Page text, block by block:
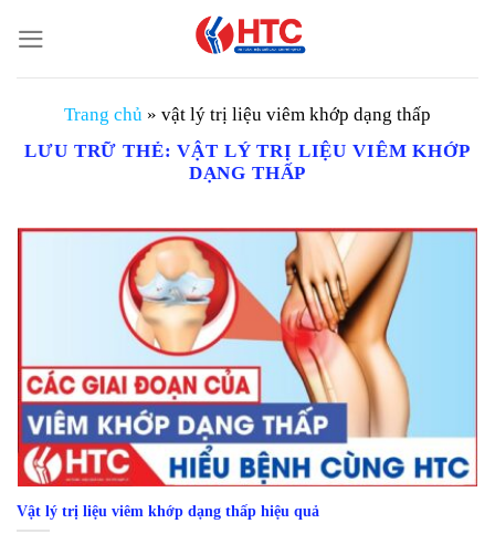
đến
nội
Trang chủ » vật lý trị liệu viêm khớp dạng thấp
LƯU TRỮ THẺ:VẬT LÝ TRỊ LIỆU VIÊM KHỚP
DẠNG THẤP
Vật lý trị liệu viêm khớp dạng thấp hiệu quả